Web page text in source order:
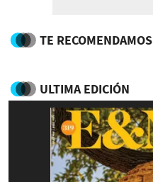
TE RECOMENDAMOS
ULTIMA EDICIÓN